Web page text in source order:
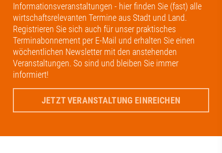
Informationsveranstaltungen - hier finden Sie (fast) alle
wirtschaftsrelevanten Termine aus Stadt und Land.
Registrieren Sie sich auch für unser praktisches
Terminabonnement per E-Mail und erhalten Sie einen
wöchentlichen Newsletter mit den anstehenden
Veranstaltungen. So sind und bleiben Sie immer
informiert!
JETZT VERANSTALTUNG EINREICHEN